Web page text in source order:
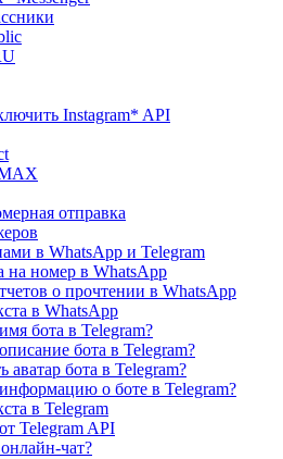
Instagram* API
отправка
в WhatsApp и Telegram
на номер в WhatsApp
о прочтении в WhatsApp
в WhatsApp
бота в Telegram?
бота в Telegram?
аватар бота в Telegram?
о боте в Telegram?
в Telegram
Telegram API
чат?